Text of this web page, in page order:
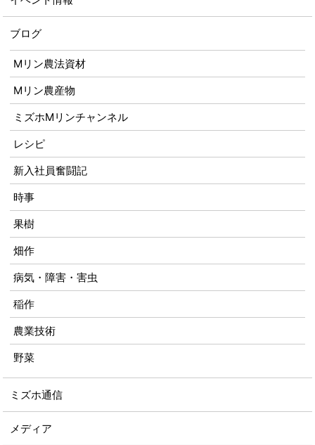
ブログ
Mリン農法資材
Mリン農産物
ミズホMリンチャンネル
レシピ
新入社員奮闘記
時事
果樹
畑作
病気・障害・害虫
稲作
農業技術
野菜
ミズホ通信
メディア